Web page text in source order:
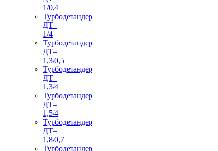
1/0,4
Турбодетандер
ДТ–
1/4
Турбодетандер
ДТ–
1,3/0,5
Турбодетандер
ДТ–
1,3/4
Турбодетандер
ДТ–
1,5/4
Турбодетандер
ДТ–
1,8/0,7
Турбодетандер